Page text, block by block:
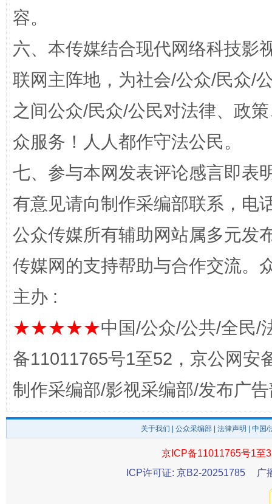
东山县通报“牛蛙产品抗生素超标问题”
容。
六、本传媒结合现代网络科技影
联网主阵地，为社会/公众/民众/
之间公众/民众/公民对法律、政
众服务！人人都作守法公民。
七、参与本网发表评论感言即表
有意见请向制作采编部联系，电
公众传媒所有辅助网站属多元发
传媒网的支持帮助与合作交流。
主办 :
★★★★★中国/公众/公共/全民/
备11011765号1至52，京公网安
制作采编部/影视采编部/发布广
关于我们 公众采编部 法律声明 | 中国
京ICP备11011765号1至
ICP许可证: 京B2-20251785
广